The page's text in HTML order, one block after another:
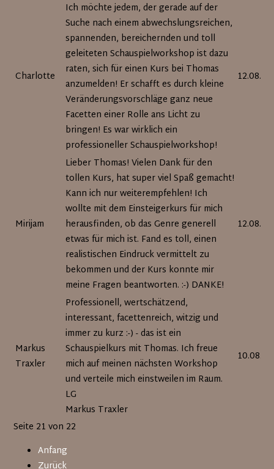
Charlotte
Ich möchte jedem, der gerade auf der
Suche nach einem abwechslungsreichen,
spannenden, bereichernden und toll
geleiteten Schauspielworkshop ist dazu
raten, sich für einen Kurs bei Thomas
anzumelden! Er schafft es durch kleine
Veränderungsvorschläge ganz neue
Facetten einer Rolle ans Licht zu
bringen! Es war wirklich ein
professioneller Schauspielworkshop!
Mirijam
Lieber Thomas! Vielen Dank für den
tollen Kurs, hat super viel Spaß gemacht!
Kann ich nur weiterempfehlen! Ich
wollte mit dem Einsteigerkurs für mich
herausfinden, ob das Genre generell
etwas für mich ist. Fand es toll, einen
realistischen Eindruck vermittelt zu
bekommen und der Kurs konnte mir
meine Fragen beantworten. :-) DANKE!
Markus
Traxler
Professionell, wertschätzend,
interessant, facettenreich, witzig und
immer zu kurz :-) - das ist ein
Schauspielkurs mit Thomas. Ich freue
mich auf meinen nächsten Workshop
und verteile mich einstweilen im Raum.
LG
Markus Traxler
Seite 21 von 22
Anfang